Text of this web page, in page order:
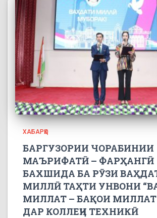
ХАБАРҲО
БАРГУЗОРИИ ЧОРАБИНИИ
МАЪРИФАТӢ – ФАРҲАНГӢ
БАХШИДА БА РӮЗИ
МИЛЛӢ ТАҲТИ УНВОНИ
МИЛЛАТ – БАҚОИ МИЛЛАТ
ДАР КОЛЛЕҶИ ТЕХНИКӢ